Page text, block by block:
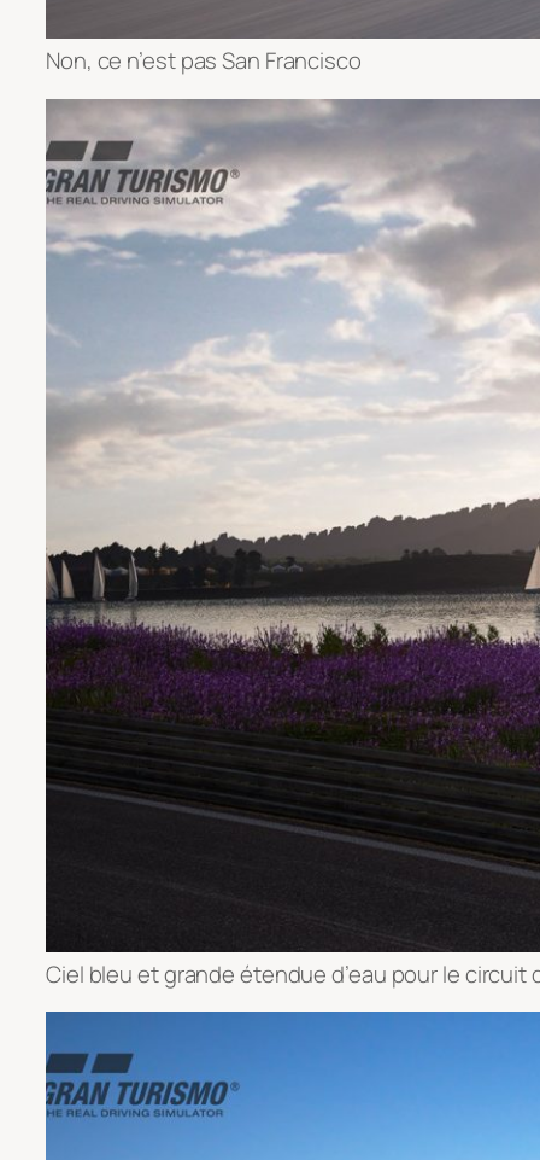
Non, ce n’est pas San Francisco
Ciel bleu et grande étendue d’eau pour le circuit